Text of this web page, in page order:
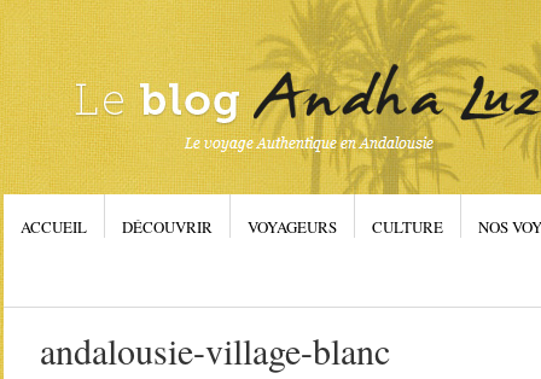
ACCUEIL DÉCOUVRIR VOYAGEURS CULTURE NOS
andalousie-village-blanc